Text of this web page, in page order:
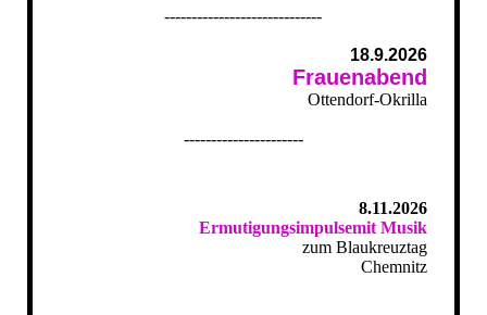
-----------------------------
18.9.2026
Frauenabend
Ottendorf-Okrilla
----------------------
8.11.2026
Ermutigungsimpulsemit Musik
zum Blaukreuztag
Chemnitz